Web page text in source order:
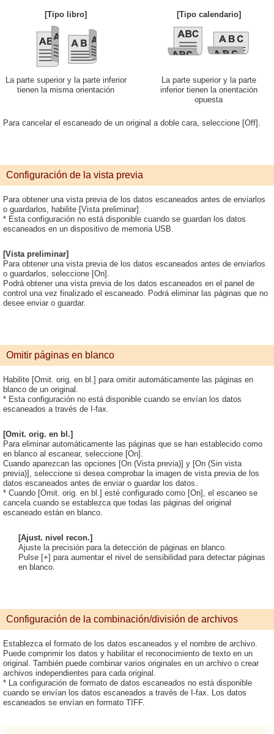
[Tipo libro] [Tipo calendario]
La parte superior y la parte inferior
tienen la misma orientación
La parte superior y la parte
inferior tienen la orientación
opuesta
Para cancelar el escaneado de un original a doble cara, seleccione [Off].
Configuración de la vista previa
Para obtener una vista previa de los datos escaneados antes de enviarlos
o guardarlos, habilite [Vista preliminar].
* Esta configuración no está disponible cuando se guardan los datos
escaneados en un dispositivo de memoria USB.
[Vista preliminar]
Para obtener una vista previa de los datos escaneados antes de enviarlos
o guardarlos, seleccione [On].
Podrá obtener una vista previa de los datos escaneados en el panel de
control una vez finalizado el escaneado. Podrá eliminar las páginas que no
desee enviar o guardar.
Omitir páginas en blanco
Habilite [Omit. orig. en bl.] para omitir automáticamente las páginas en
blanco de un original.
* Esta configuración no está disponible cuando se envían los datos
escaneados a través de I-fax.
[Omit. orig. en bl.]
Para eliminar automáticamente las páginas que se han establecido como
en blanco al escanear, seleccione [On].
Cuando aparezcan las opciones [On (Vista previa)] y [On (Sin vista
previa)], seleccione si desea comprobar la imagen de vista previa de los
datos escaneados antes de enviar o guardar los datos.
* Cuando [Omit. orig. en bl.] esté configurado como [On], el escaneo se
cancela cuando se establezca que todas las páginas del original
escaneado están en blanco.
[Ajust. nivel recon.]
Ajuste la precisión para la detección de páginas en blanco.
Pulse [+] para aumentar el nivel de sensibilidad para detectar páginas
en blanco.
Configuración de la combinación/división de archivos
Establezca el formato de los datos escaneados y el nombre de archivo.
Puede comprimir los datos y habilitar el reconocimiento de texto en un
original. También puede combinar varios originales en un archivo o crear
archivos independientes para cada original.
* La configuración de formato de datos escaneados no está disponible
cuando se envían los datos escaneados a través de I-fax. Los datos
escaneados se envían en formato TIFF.